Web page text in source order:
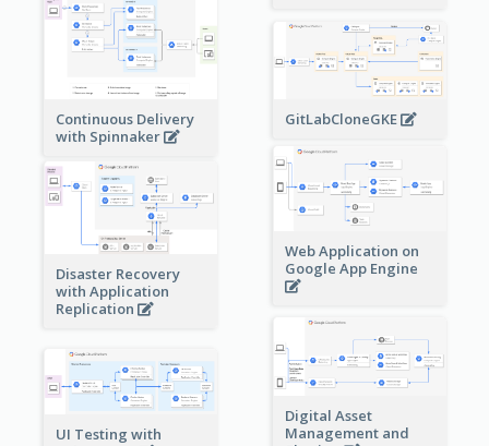
Continuous Delivery
with Spinnaker
GitLabCloneGKE
Web Application on
Google App Engine
Disaster Recovery
with Application
Replication
Digital Asset
Management and
UI Testing with